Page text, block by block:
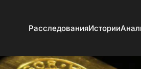
РасследованияИстории